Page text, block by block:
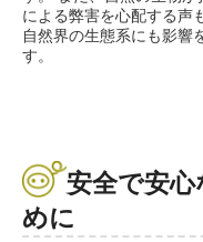
による弊害を心配する声
自然界の生態系にも影響
す。
安全で安
めに